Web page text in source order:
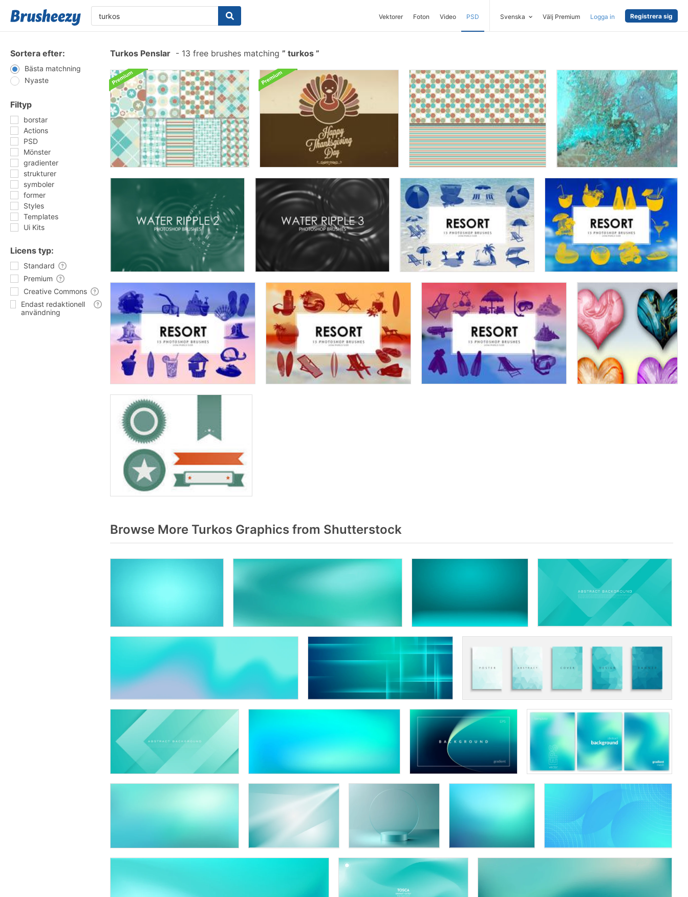
Vektorer Foton Video PSD Svenska Välj Premium Logga in Registrera sig
Sortera efter:
Bästa matchning
Nyaste
Filtyp
borstar
Actions
PSD
Mönster
gradienter
strukturer
symboler
former
Styles
Templates
Ui Kits
Licens typ:
Standard
Premium
Creative Commons
Endast redaktionell
användning
Turkos Penslar - 13 free brushes matching turkos
Browse More Turkos Graphics from Shutterstock